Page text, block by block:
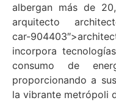
albergan más de
arquitecto
car-
incorpora
consumo de
proporcionando a
la vibrante metrópoli